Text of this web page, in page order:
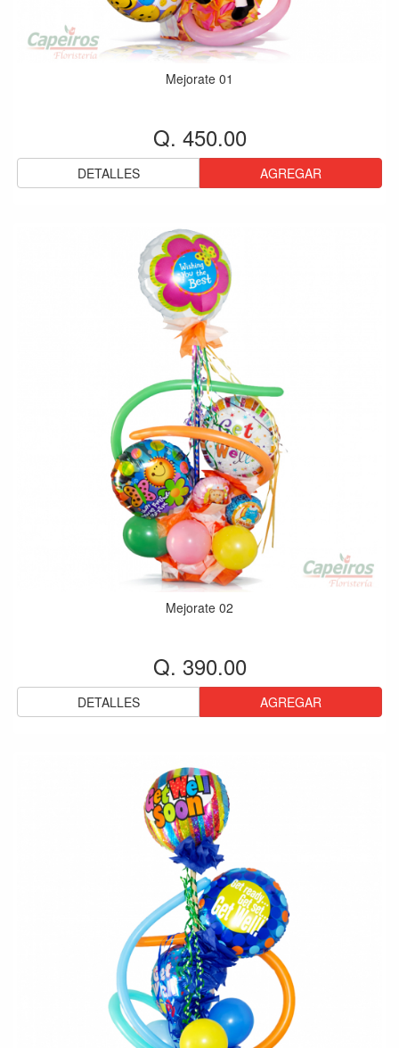
Mejorate 01
Q. 450.00
DETALLES AGREGAR
Mejorate 02
Q. 390.00
DETALLES AGREGAR